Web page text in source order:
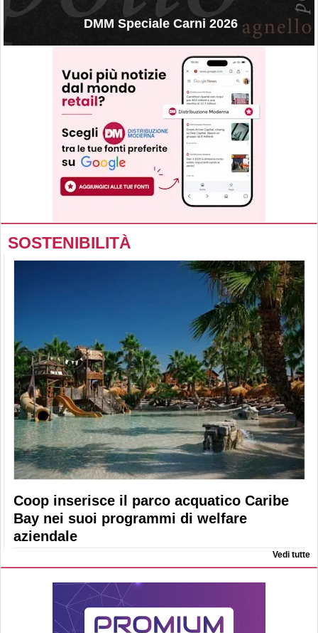
DMM Speciale Carni 2026
SOSTENIBILITÀ
Coop inserisce il parco acquatico Caribe
Bay nei suoi programmi di welfare
aziendale
Vedi tutte